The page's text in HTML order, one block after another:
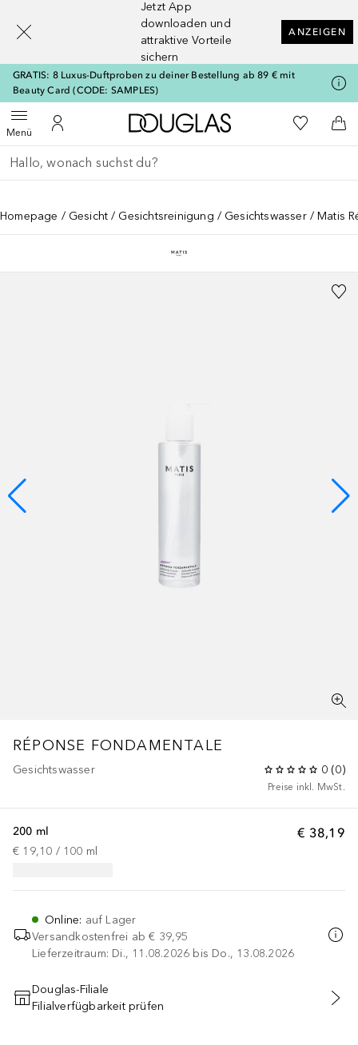
Jetzt App
downloaden und
attraktive Vorteile
sichern
ANZEIGEN
GRATIS: 8 Luxus-Duftproben zu deiner Bestellung ab 89 € mit
Beauty Card (CODE: SAMPLES)
MenüMenü öffnenZu Meinem Kundenkonto
Zur Douglas Startseite
Zu Meiner
Gehe zurück
Suche ausführen
Homepage Gesicht Gesichtsreinigung Gesichtswasser Matis
RÉPONSE FONDAMENTALE
Gesichtswasser 0 (0)
Preise inkl. MwSt.
€ 38,19
200 ml
€ 19,10 / 100 ml
Online: auf Lager
Versandkostenfrei ab € 39,95
Lieferzeitraum: Di., 11.08.2026 bis Do., 13.08.2026
IN DEN WARENKORB
Douglas-Filiale
Filialverfügbarkeit prüfen
[navigation.slideout.screenreader]